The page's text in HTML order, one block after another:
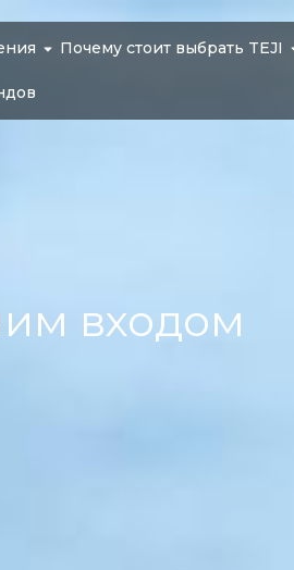
Почему стоит выбрать TEJI
входом